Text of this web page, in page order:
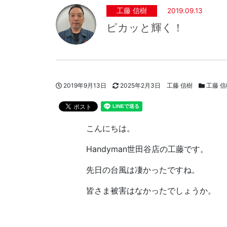
工藤 信樹 2019.09.13
ピカッと輝く！
投稿日
2019年9月13日 更新日
2025年2月3日 著者
工藤 信樹 スタッフ
工藤 信
こんにちは。
Handyman世田谷店の工藤です。
先日の台風は凄かったですね。
皆さま被害はなかったでしょうか。